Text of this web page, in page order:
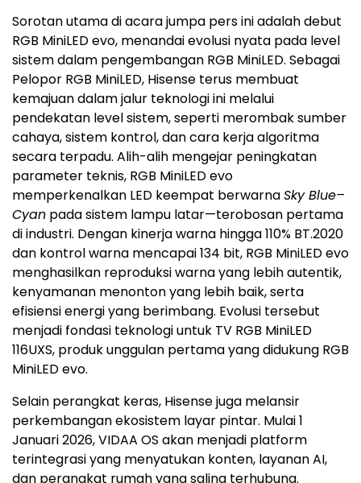
Sorotan utama di acara jumpa pers ini adalah debut
RGB MiniLED evo, menandai evolusi nyata pada level
sistem dalam pengembangan RGB MiniLED. Sebagai
Pelopor RGB MiniLED, Hisense terus membuat
kemajuan dalam jalur teknologi ini melalui
pendekatan level sistem, seperti merombak sumber
cahaya, sistem kontrol, dan cara kerja algoritma
secara terpadu. Alih-alih mengejar peningkatan
parameter teknis, RGB MiniLED evo
memperkenalkan LED keempat berwarnaSky Blue–
Cyan pada sistem lampu latar—terobosan pertama
di industri. Dengan kinerja warna hingga 110% BT.2020
dan kontrol warna mencapai 134 bit, RGB MiniLED evo
menghasilkan reproduksi warna yang lebih autentik,
kenyamanan menonton yang lebih baik, serta
efisiensi energi yang berimbang. Evolusi tersebut
menjadi fondasi teknologi untuk TV RGB MiniLED
116UXS, produk unggulan pertama yang didukung RGB
MiniLED evo.
Selain perangkat keras, Hisense juga melansir
perkembangan ekosistem layar pintar. Mulai 1
Januari 2026, VIDAA OS akan menjadi platform
terintegrasi yang menyatukan konten, layanan AI,
dan perangkat rumah yang saling terhubung.